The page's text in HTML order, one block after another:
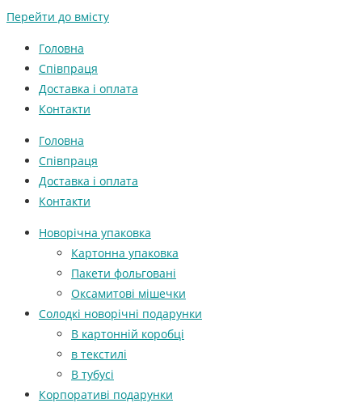
Перейти до вмісту
Головна
Співпраця
Доставка і оплата
Контакти
Головна
Співпраця
Доставка і оплата
Контакти
Новорічна упаковка
Картонна упаковка
Пакети фольговані
Оксамитові мішечки
Солодкі новорічні подарунки
В картонній коробці
в текстилі
В тубусі
Корпоративі подарунки